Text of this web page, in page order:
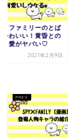
イファミリーのとば
かわいい！黄昏との
と愛がヤバい♡
2021年2月9日